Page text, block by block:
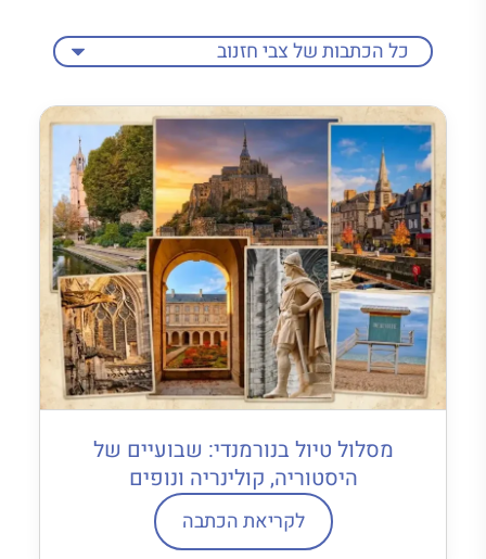
מסלול טיול בנורמנדי: שבועיים של
היסטוריה, קולינריה ונופים
לקריאת הכתבה